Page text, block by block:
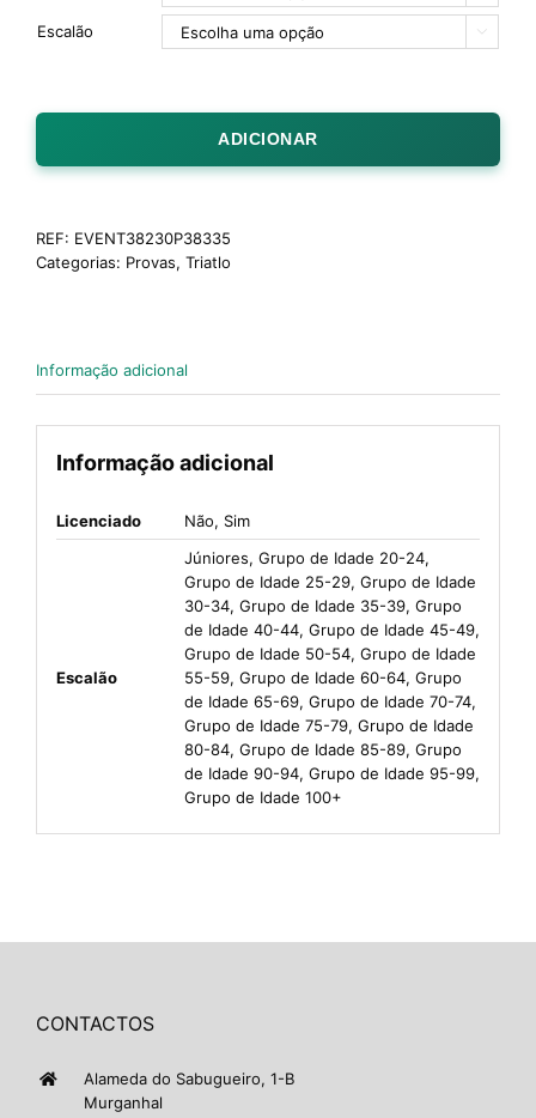
Escalão 
ADICIONAR
REF: EVENT38230P38335
Categorias: Provas, Triatlo
Informação adicional
Informação adicional
Licenciado Não, Sim
Escalão
Júniores, Grupo de Idade 20-24,
Grupo de Idade 25-29, Grupo de Idade
30-34, Grupo de Idade 35-39, Grupo
de Idade 40-44, Grupo de Idade 45-49,
Grupo de Idade 50-54, Grupo de Idade
55-59, Grupo de Idade 60-64, Grupo
de Idade 65-69, Grupo de Idade 70-74,
Grupo de Idade 75-79, Grupo de Idade
80-84, Grupo de Idade 85-89, Grupo
de Idade 90-94, Grupo de Idade 95-99,
Grupo de Idade 100+
CONTACTOS
Alameda do Sabugueiro, 1-B
Murganhal